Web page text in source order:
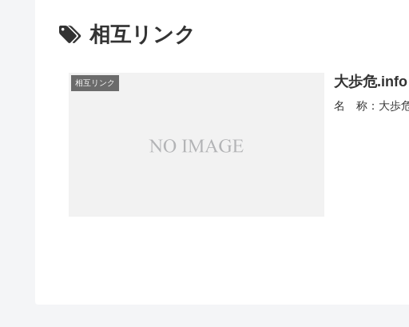
相互リンク
相互リンク 大歩危.info
名 称：大歩